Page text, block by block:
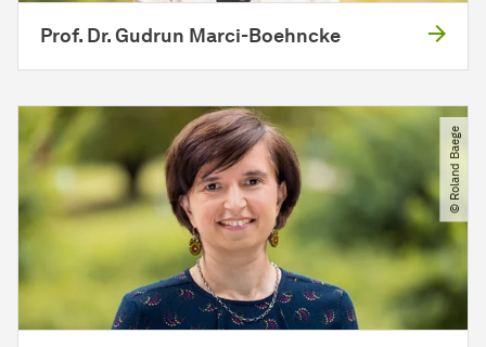
Prof. Dr. Gudrun Marci-Boehncke
© Roland Baege